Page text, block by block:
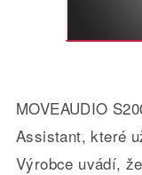
MOVEAUDIO
Assistant, které
Výrobce uvádí,